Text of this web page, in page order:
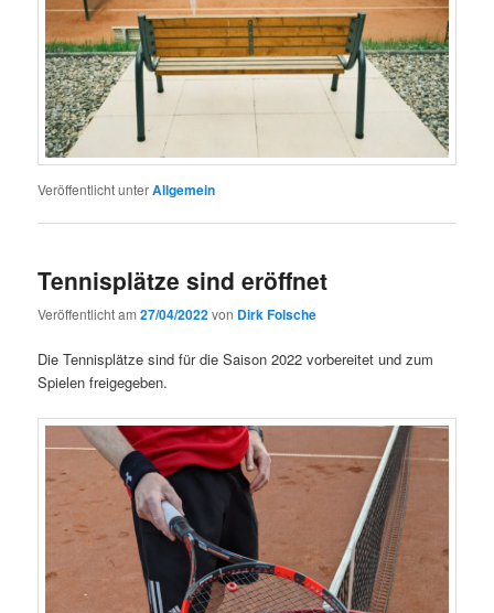
Veröffentlicht unterAllgemein
Tennisplätze sind eröffnet
Veröffentlicht am27/04/2022von Dirk Folsche
Die Tennisplätze sind für die Saison 2022 vorbereitet und zum
Spielen freigegeben.